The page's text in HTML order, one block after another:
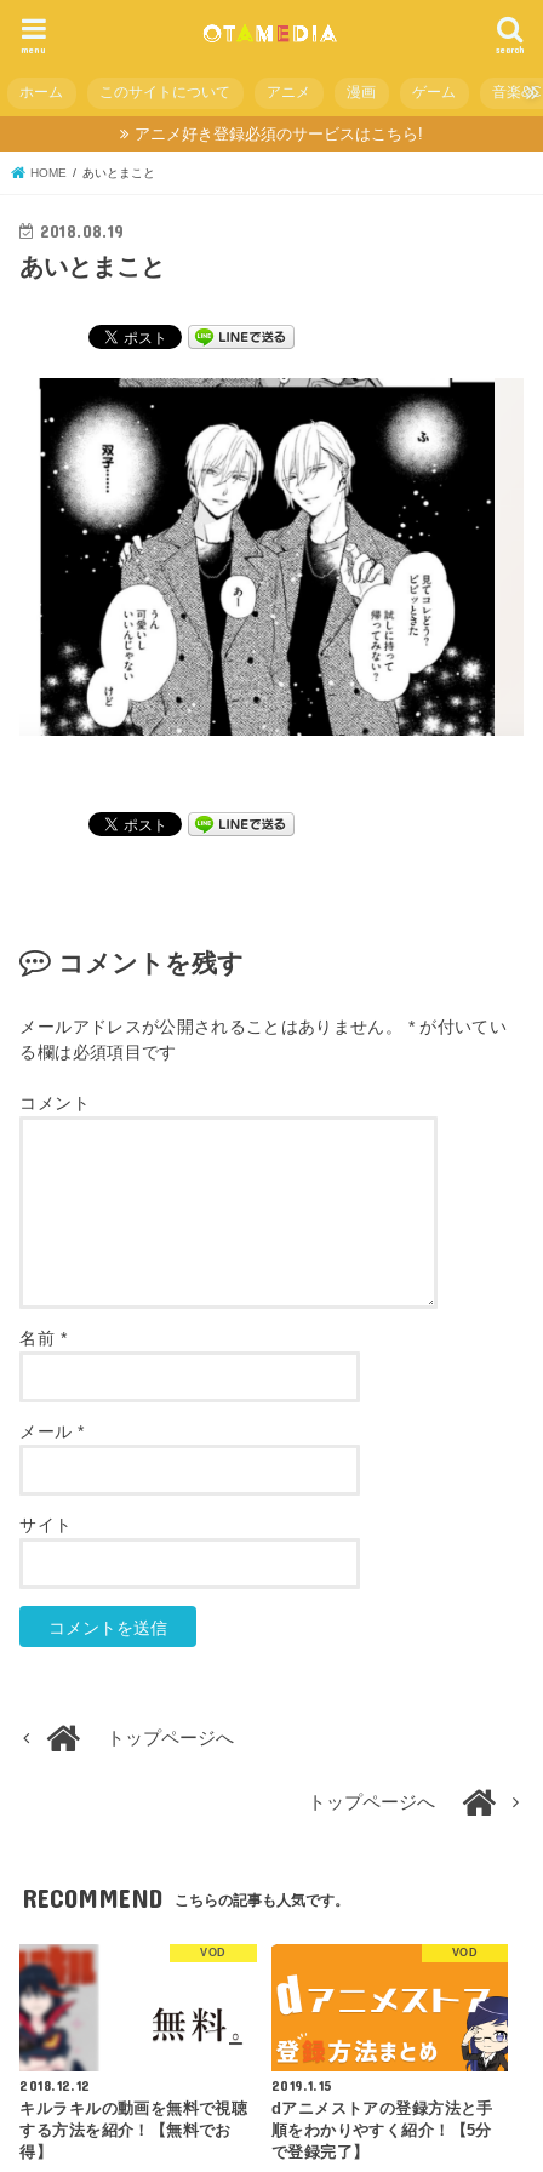
search
menu
ホーム このサイトについて アニメ 漫画 ゲーム 音楽
アニメ好き登録必須のサービスはこちら!
HOME あいとまこと
2018.08.19
あいとまこと
コメントを残す
メールアドレスが公開されることはありません。 *が付いてい
る欄は必須項目です
コメント
名前 *
メール *
サイト
トップページへ
トップページへ
RECOMMEND こちらの記事も人気です。
VOD
2018.12.12
キルラキルの動画を無料で視聴
する方法を紹介！【無料でお
得】
VOD
2019.1.15
dアニメストアの登録方法と手
順をわかりやすく紹介！【5分
で登録完了】